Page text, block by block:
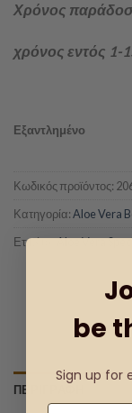
Χρόνος
χρόνος εντός 1-
Εξαντλημένο
Κωδικός προϊόντος:
Κατηγορία:Aloe Vera
Ετικέτα:Aloe Vera
ΠΕΡΙΓΡΑΦΉ
be
Sign up for